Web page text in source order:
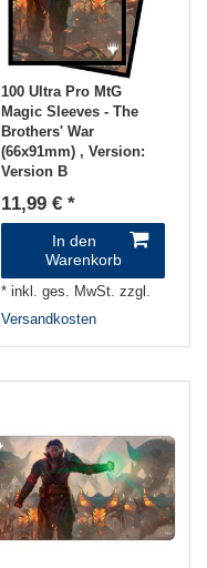
100 Ultra Pro MtG
Magic Sleeves - The
Brothers' War
(66x91mm) , Version:
Version B
11,99 € *
In den
Warenkorb
*inkl. ges. MwSt. zzgl.
Versandkosten